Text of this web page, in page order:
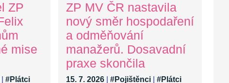
ZP
mise
#Plátci
ZP MV ČR nastavila
nový směr hospodaření
a odměňování
manažerů. Dosavadní
praxe skončila
15. 7. 2026 #Pojištěnci
#Plátci